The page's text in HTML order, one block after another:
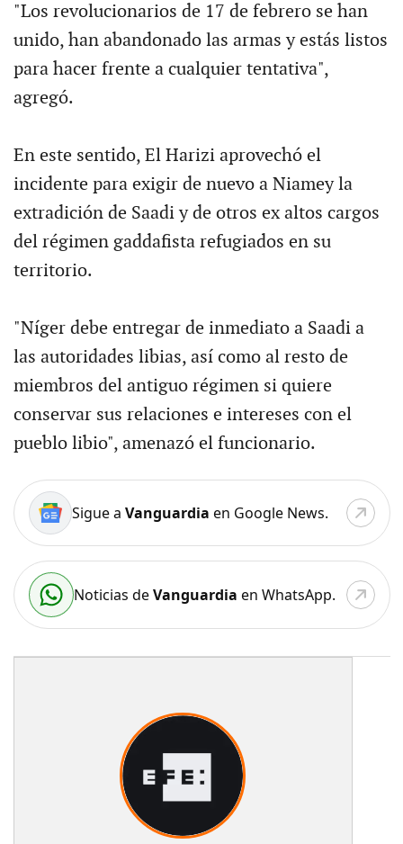
"Los revolucionarios de 17 de febrero se han
unido, han abandonado las armas y estás listos
para hacer frente a cualquier tentativa",
agregó.
En este sentido, El Harizi aprovechó el
incidente para exigir de nuevo a Niamey la
extradición de Saadi y de otros ex altos cargos
del régimen gaddafista refugiados en su
territorio.
"Níger debe entregar de inmediato a Saadi a
las autoridades libias, así como al resto de
miembros del antiguo régimen si quiere
conservar sus relaciones e intereses con el
pueblo libio", amenazó el funcionario.
Sigue a Vanguardia en Google News.
Noticias deVanguardia en WhatsApp.